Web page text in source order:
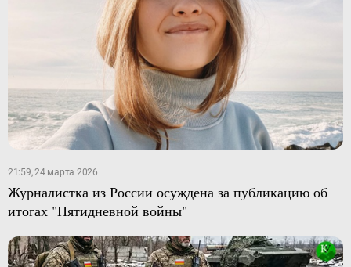
21:59, 24 марта 2026
Журналистка из России осуждена за публикацию об
итогах "Пятидневной войны"